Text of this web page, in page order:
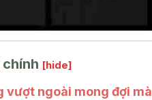
chính [hide]
vượt ngoài mong đợi